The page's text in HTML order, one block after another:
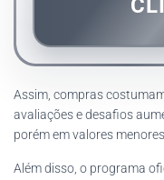
Assim, compras
avaliações e desafios
porém em valores
Além disso, o programa